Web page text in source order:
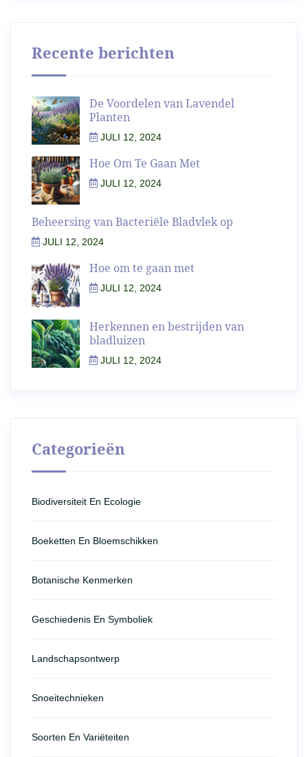
Recente berichten
De Voordelen van Lavendel
Planten
JULI 12, 2024
Hoe Om Te Gaan Met
JULI 12, 2024
Beheersing van Bacteriële Bladvlek op
JULI 12, 2024
Hoe om te gaan met
JULI 12, 2024
Herkennen en bestrijden van
bladluizen
JULI 12, 2024
Categorieën
Biodiversiteit En Ecologie
Boeketten En Bloemschikken
Botanische Kenmerken
Geschiedenis En Symboliek
Landschapsontwerp
Snoeitechnieken
Soorten En Variëteiten